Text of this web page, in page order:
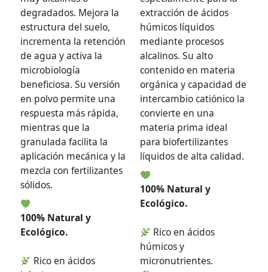
degradados. Mejora la
estructura del suelo,
incrementa la retención
de agua y activa la
microbiología
beneficiosa. Su versión
en polvo permite una
respuesta más rápida,
mientras que la
granulada facilita la
aplicación mecánica y la
mezcla con fertilizantes
sólidos.
100% Natural y
Ecológico.
Rico en ácidos
extracción de ácidos
húmicos líquidos
mediante procesos
alcalinos. Su alto
contenido en materia
orgánica y capacidad de
intercambio catiónico la
convierte en una
materia prima ideal
para biofertilizantes
líquidos de alta calidad.
100% Natural y
Ecológico.
Rico en ácidos
húmicos y
micronutrientes.